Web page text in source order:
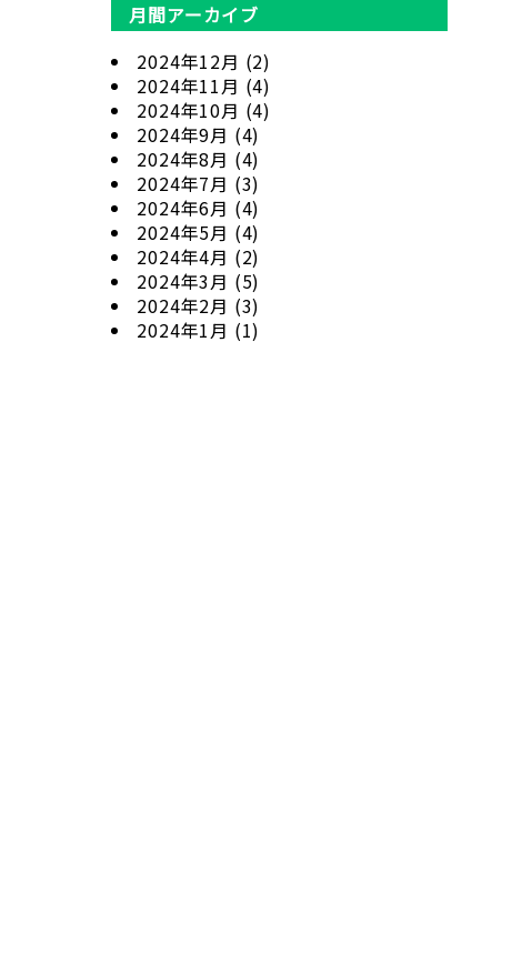
月間アーカイブ
2024年12月 (2)
2024年11月 (4)
2024年10月 (4)
2024年9月 (4)
2024年8月 (4)
2024年7月 (3)
2024年6月 (4)
2024年5月 (4)
2024年4月 (2)
2024年3月 (5)
2024年2月 (3)
2024年1月 (1)